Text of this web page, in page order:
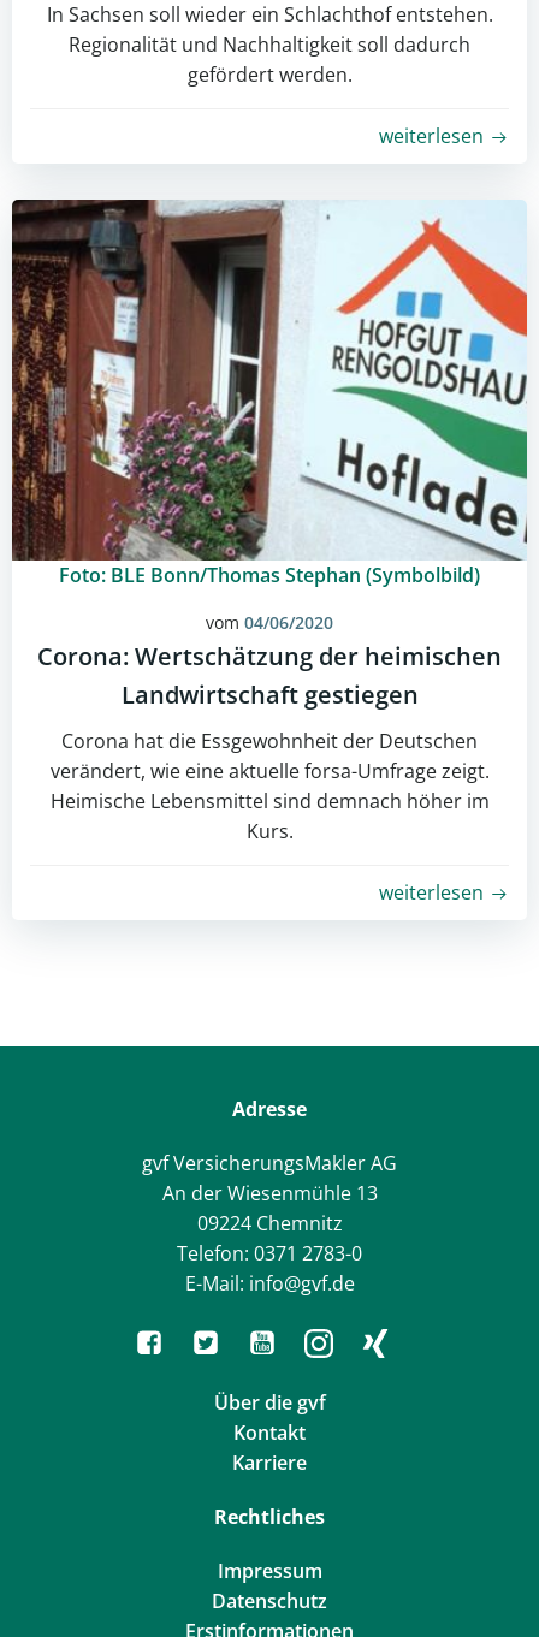
In Sachsen soll wieder ein Schlachthof entstehen.
Regionalität und Nachhaltigkeit soll dadurch
gefördert werden.
weiterlesen
Foto: BLE Bonn/Thomas Stephan (Symbolbild)
vom 04/06/2020
Corona: Wertschätzung der heimischen
Landwirtschaft gestiegen
Corona hat die Essgewohnheit der Deutschen
verändert, wie eine aktuelle forsa-Umfrage zeigt.
Heimische Lebensmittel sind demnach höher im
Kurs.
weiterlesen
Adresse
gvf VersicherungsMakler AG
An der Wiesenmühle 13
09224 Chemnitz
Telefon: 0371 2783-0
E-Mail: info@gvf.de
Über die gvf
Kontakt
Karriere
Rechtliches
Impressum
Datenschutz
Erstinformationen